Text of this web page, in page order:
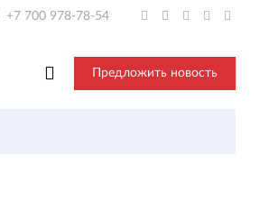
+7 700 978-78-54
Предложить новость